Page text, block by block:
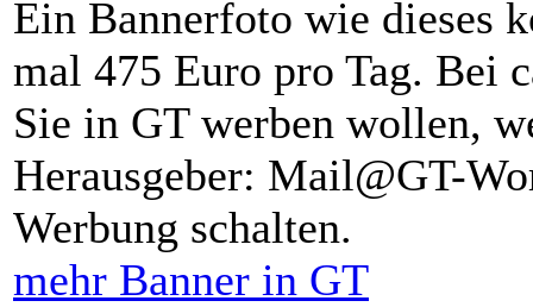
Ein Bannerfoto wie dieses
mal 475 Euro pro Tag. Bei
Sie in GT werben wollen,
Herausgeber: Mail@GT-
Werbung schalten.
mehr Banner in GT